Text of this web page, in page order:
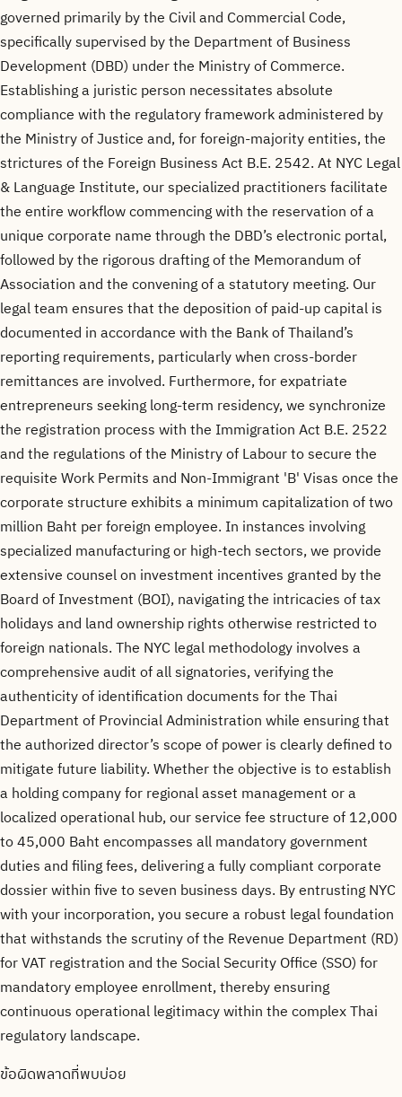
governed primarily by the Civil and Commercial Code,
specifically supervised by the Department of Business
Development (DBD) under the Ministry of Commerce.
Establishing a juristic person necessitates absolute
compliance with the regulatory framework administered by
the Ministry of Justice and, for foreign-majority entities, the
strictures of the Foreign Business Act B.E. 2542. At NYC Legal
& Language Institute, our specialized practitioners facilitate
the entire workflow commencing with the reservation of a
unique corporate name through the DBD’s electronic portal,
followed by the rigorous drafting of the Memorandum of
Association and the convening of a statutory meeting. Our
legal team ensures that the deposition of paid-up capital is
documented in accordance with the Bank of Thailand’s
reporting requirements, particularly when cross-border
remittances are involved. Furthermore, for expatriate
entrepreneurs seeking long-term residency, we synchronize
the registration process with the Immigration Act B.E. 2522
and the regulations of the Ministry of Labour to secure the
requisite Work Permits and Non-Immigrant 'B' Visas once the
corporate structure exhibits a minimum capitalization of two
million Baht per foreign employee. In instances involving
specialized manufacturing or high-tech sectors, we provide
extensive counsel on investment incentives granted by the
Board of Investment (BOI), navigating the intricacies of tax
holidays and land ownership rights otherwise restricted to
foreign nationals. The NYC legal methodology involves a
comprehensive audit of all signatories, verifying the
authenticity of identification documents for the Thai
Department of Provincial Administration while ensuring that
the authorized director’s scope of power is clearly defined to
mitigate future liability. Whether the objective is to establish
a holding company for regional asset management or a
localized operational hub, our service fee structure of 12,000
to 45,000 Baht encompasses all mandatory government
duties and filing fees, delivering a fully compliant corporate
dossier within five to seven business days. By entrusting NYC
with your incorporation, you secure a robust legal foundation
that withstands the scrutiny of the Revenue Department (RD)
for VAT registration and the Social Security Office (SSO) for
mandatory employee enrollment, thereby ensuring
continuous operational legitimacy within the complex Thai
regulatory landscape.
ข้อผิดพลาดที่พบบ่อย